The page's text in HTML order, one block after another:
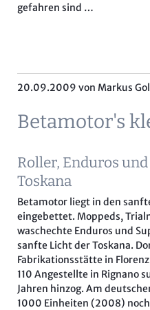
gefahren sind …
20.09.2009 von Markus
Betamotor's
Roller, Enduros
Toskana
Betamotor liegt in den
eingebettet. Moppeds,
waschechte Enduros und
sanfte Licht der Toskana.
Fabrikationsstätte in
110 Angestellte in Rignano
Jahren hinzog. Am
1000 Einheiten (2008)